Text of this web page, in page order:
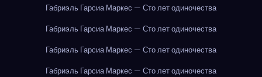
Габриэль Гарсиа Маркес — Сто лет одиночества
Габриэль Гарсиа Маркес — Сто лет одиночества
Габриэль Гарсиа Маркес — Сто лет одиночества
Габриэль Гарсиа Маркес — Сто лет одиночества